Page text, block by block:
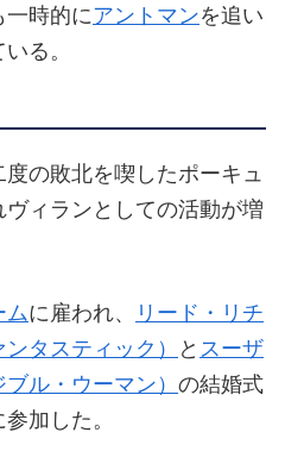
一時的にアントマンを追い
る。
度の敗北を喫したポーキュ
ィランとしての活動が増
ムに雇われ、
リード・リチ
タスティック）
と スーザ
ル・ウーマン） の結婚式
加した。